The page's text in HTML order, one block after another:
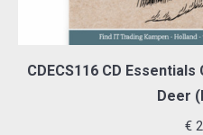
CDECS116 CD
Deer
€